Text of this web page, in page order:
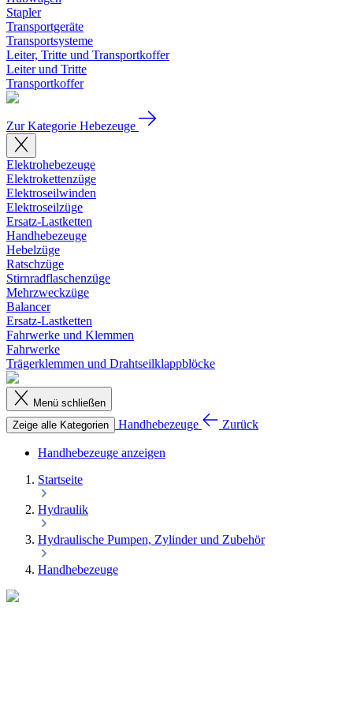
Stapler
Transportgeräte
Transportsysteme
Leiter, Tritte und Transportkoffer
Leiter und Tritte
Transportkoffer
Zur Kategorie Hebezeuge
Elektrohebezeuge
Elektrokettenzüge
Elektroseilwinden
Elektroseilzüge
Ersatz-Lastketten
Handhebezeuge
Hebelzüge
Ratschzüge
Stirnradflaschenzüge
Mehrzweckzüge
Balancer
Ersatz-Lastketten
Fahrwerke und Klemmen
Fahrwerke
Trägerklemmen und Drahtseilklappblöcke
Menü schließen
Zeige alle Kategorien
Handhebezeuge Zurück
Handhebezeuge anzeigen
Startseite
Hydraulik
Hydraulische Pumpen, Zylinder und Zubehör
Handhebezeuge